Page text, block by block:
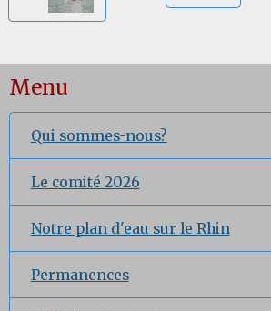
Menu
Qui sommes-nous?
Le comité 2026
Notre plan d'eau sur le Rhin
Permanences